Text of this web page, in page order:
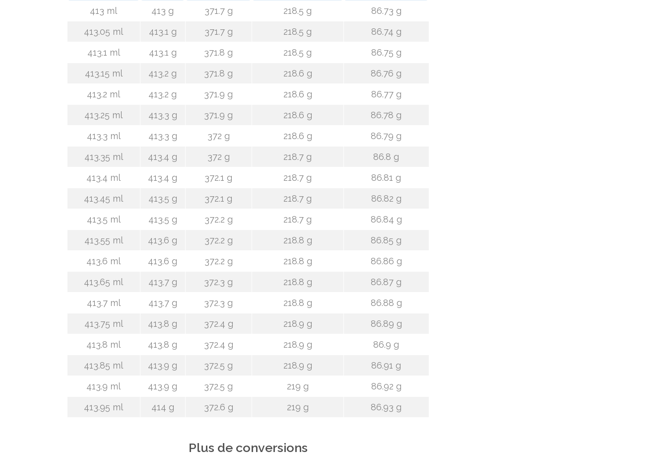
413 ml 413 g 371.7 g 218.5 g
86.73 g
413.05 ml
413.1 g 371.7 g 218.5 g
86.74 g
413.1 ml
413.1 g 371.8 g 218.5 g
86.75 g
413.15 ml
413.2 g 371.8 g 218.6 g
86.76 g
413.2 ml
413.2 g 371.9 g 218.6 g
86.77 g
413.25 ml
413.3 g 371.9 g 218.6 g
86.78 g
413.3 ml
413.3 g 372 g 218.6 g
86.79 g
413.35 ml
413.4 g 372 g 218.7 g
86.8 g
413.4 ml
413.4 g 372.1 g 218.7 g
86.81 g
413.45 ml
413.5 g 372.1 g 218.7 g
86.82 g
413.5 ml
413.5 g 372.2 g 218.7 g
86.84 g
413.55 ml
413.6 g 372.2 g 218.8 g
86.85 g
413.6 ml
413.6 g 372.2 g 218.8 g
86.86 g
413.65 ml
413.7 g 372.3 g 218.8 g
86.87 g
413.7 ml
413.7 g 372.3 g 218.8 g
86.88 g
413.75 ml
413.8 g 372.4 g 218.9 g
86.89 g
413.8 ml
413.8 g 372.4 g 218.9 g
86.9 g
413.85 ml
413.9 g 372.5 g 218.9 g
86.91 g
413.9 ml
413.9 g 372.5 g 219 g
86.92 g
413.95 ml
414 g 372.6 g 219 g 86.93 g
Plus de conversions